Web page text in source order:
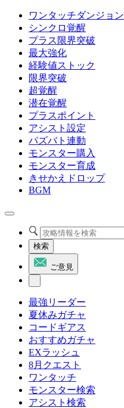
ワンタッチダンジョン
シンクロ覚醒
プラス限界突破
最大強化
経験値ストック
限界突破
超覚醒
潜在覚醒
プラスポイント
アシスト設定
パズバト連動
モンスター購入
モンスター育成
きせかえドロップ
BGM
検索
ご意見
最強リーダー
夏休みガチャ
コードギアス
おすすめガチャ
EXラッシュ
8月クエスト
ワンタッチ
モンスター検索
アシスト検索